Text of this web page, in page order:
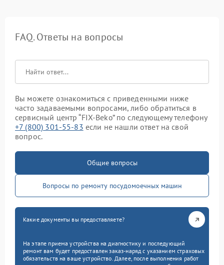
FAQ. Ответы на вопросы
Вы можете ознакомиться с приведенными ниже
часто задаваемыми вопросами, либо обратиться в
сервисный центр “FIX-Beko” по следующему телефону
+7 (800) 301-55-83 если не нашли ответ на свой
вопрос.
Общие вопросы
Вопросы по ремонту посудомоечных машин
Какие документы вы предоставляете?
На этапе приема устройства на диагностику и последующий
ремонт вам будет предоставлен заказ-наряд с указанием страховых
обязательств на ваше устройство. Далее, после выполнения работ